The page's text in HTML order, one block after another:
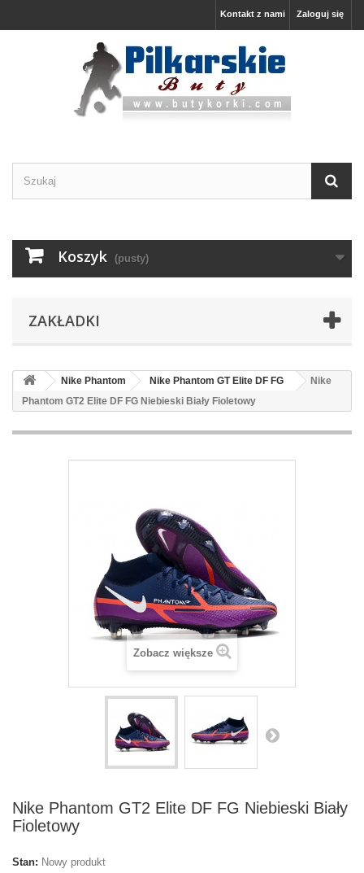
Zaloguj się
Kontakt z nami
Koszyk (pusty)
ZAKŁADKI
Nike Phantom Nike Phantom GT Elite DF FG
Nike
Phantom GT2 Elite DF FG Niebieski Biały Fioletowy
Zobacz większe
Nike Phantom GT2 Elite DF FG Niebieski Biały
Fioletowy
Stan: Nowy produkt